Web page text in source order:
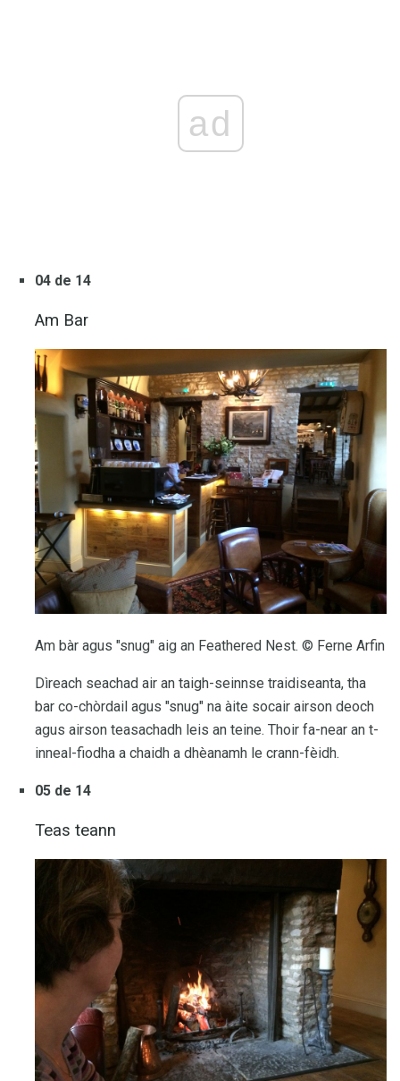
ad
04 de 14
Am Bar
Am bàr agus "snug" aig an Feathered Nest. © Ferne Arfin
Dìreach seachad air an taigh-seinnse traidiseanta, tha
bar co-chòrdail agus "snug" na àite socair airson deoch
agus airson teasachadh leis an teine. Thoir fa-near an t-
inneal-fiodha a chaidh a dhèanamh le crann-fèidh.
05 de 14
Teas teann